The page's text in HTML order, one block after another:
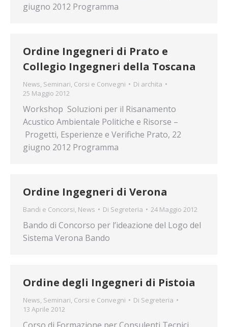
giugno 2012 Programma
Ordine Ingegneri di Prato e
Collegio Ingegneri della Toscana
News, Seminari, Corsi e Convegni Di archita
25 Maggio 2012
Workshop Soluzioni per il Risanamento
Acustico Ambientale Politiche e Risorse –
Progetti, Esperienze e Verifiche Prato, 22
giugno 2012 Programma
Ordine Ingegneri di Verona
Bandi e Concorsi, News Di Segreteria 24 Maggio 2012
Bando di Concorso per l’ideazione del Logo del
Sistema Verona Bando
Ordine degli Ingegneri di Pistoia
News, Seminari, Corsi e Convegni Di Segreteria
13 Aprile 2012